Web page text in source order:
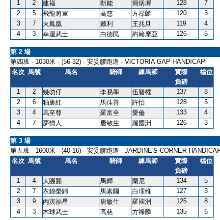
1 2 建福 靳能 簡炳墀 128
7
2
5 飛龍將軍 高慈 方祿麟 120
3
3
7 火鳳凰 戴利 王兆旦 119
4
4
3 幸運武士 白德民 約翰摩亞 126 5
第 2 場
第四班 - 1030米 - (56-32) - 安妥膠跑道 - VICTORIA GAP HANDICAP
名次 馬號 馬名 騎師 練馬師
實際
負磅
檔位
1 2 幾叻仔 李易學 伍碧權 137
8
2
6 釉裏紅 馬佳善 許怡 128
5
3
4 馬至尊 羅富全 愛倫 133
4
4
7 夢情人 唐敏生 羅國洲 126 3
第 3 場
第五班 - 1600米 - (40-16) - 安妥膠跑道 - JARDINE'S CORNER
名次 馬號 馬名 騎師 練馬師
實際
負磅
檔位
1 4 大團圓 馬輝 蘭尼 134
5
2
7 衣錦榮歸 馬素爾 白理維 127
3
3
9 丙寅福星 唐敏生 羅國洲 125
8
4
3 木球武士 高慈 方祿麟 135 6